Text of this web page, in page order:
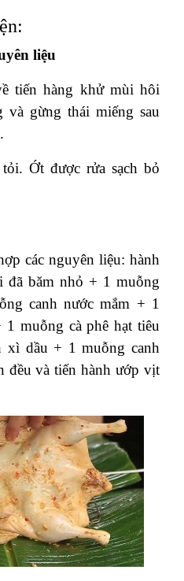
liệu
tiến hàng khử mùi hôi
và gừng thái miếng sau
Ớt được rửa sạch bỏ
các nguyên liệu: hành
đã băm nhỏ + 1 muỗng
canh nước mắm + 1
muỗng cà phê hạt tiêu
xì dầu + 1 muỗng canh
đều và tiến hành ướp vịt